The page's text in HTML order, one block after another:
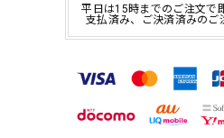
平日は15時までのご注文
支払済み、ご決済済みのご